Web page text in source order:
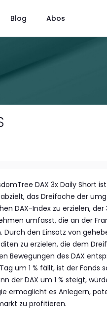
Blog Abos
DAX 3x Daily Short
das Dreifache der
DAX-Index zu erzielen,
umfasst, die an der
Durch den Einsatz von
zu erzielen, die dem
Bewegungen des DAX
um 1 % fällt, ist der Fonds
der DAX um 1 % steigt,
ermöglicht es Anlegern,
zu profitieren.